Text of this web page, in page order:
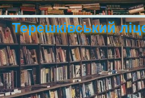
Терешківський